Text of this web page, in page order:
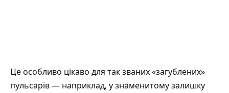
Це особливо цікаво для так званих «загублених»
пульсарів — наприклад, у знаменитому залишку